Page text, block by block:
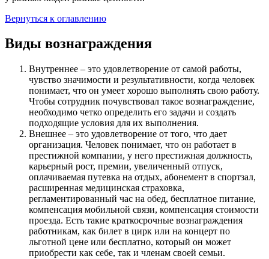
Вернуться к оглавлению
Виды вознаграждения
Внутреннее – это удовлетворение от самой работы,
чувство значимости и результативности, когда человек
понимает, что он умеет хорошо выполнять свою работу.
Чтобы сотрудник почувствовал такое вознаграждение,
необходимо четко определить его задачи и создать
подходящие условия для их выполнения.
Внешнее – это удовлетворение от того, что дает
организация. Человек понимает, что он работает в
престижной компании, у него престижная должность,
карьерный рост, премии, увеличенный отпуск,
оплачиваемая путевка на отдых, абонемент в спортзал,
расширенная медицинская страховка,
регламентированный час на обед, бесплатное питание,
компенсация мобильной связи, компенсация стоимости
проезда. Есть такие краткосрочные вознаграждения
работникам, как билет в цирк или на концерт по
льготной цене или бесплатно, который он может
приобрести как себе, так и членам своей семьи.